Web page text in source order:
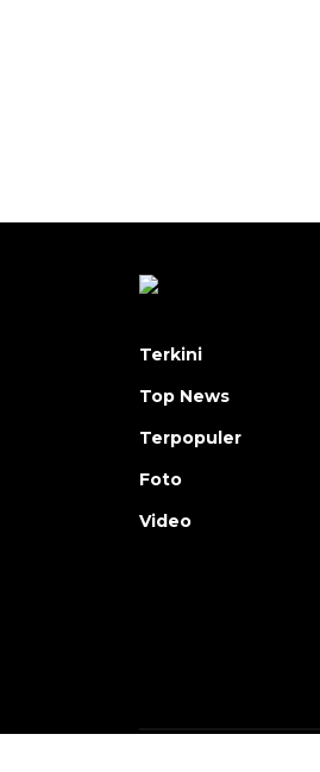
Terkini
Top News
Terpopuler
Foto
Video